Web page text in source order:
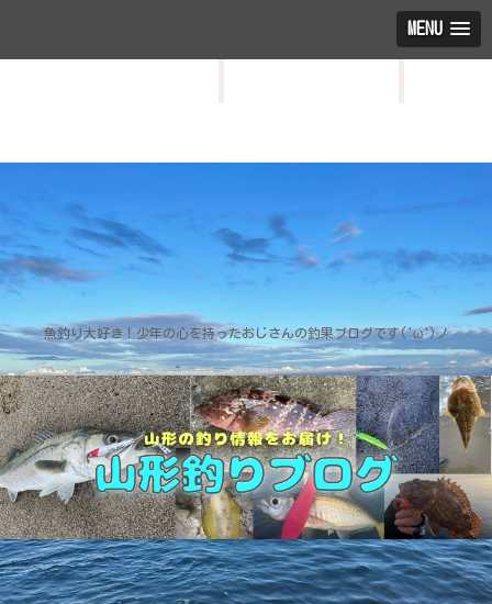
MENU
魚釣り大好き！少年の心を持ったおじさんの釣果ブログです('ω')ノ